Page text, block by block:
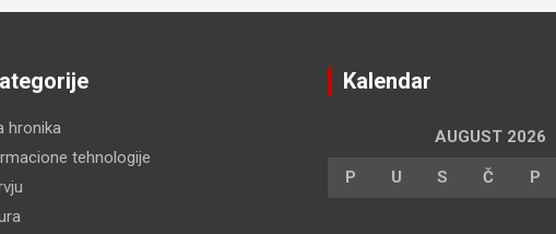
hronika
tehnologije
Kalendar
AUGUST 2026
P U S Č P